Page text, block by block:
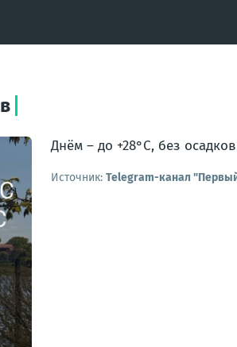
Днём – до +28°С, без
Источник: Telegram-канал